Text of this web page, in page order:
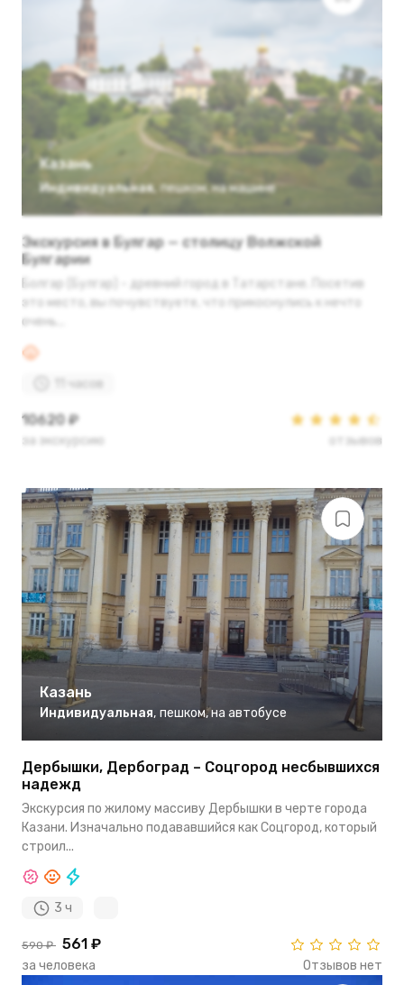
Казань
Индивидуальная, пешком, на машине
Экскурсия в Булгар — столицу Волжской
Булгарии
Болгар (Булгар) - древний город в Татарстане. Посетив
это место, вы почувствуете, что прикоснулись к нечто
очень...
11 часов
10620 ₽
за экскурсию отзывов
Казань
Индивидуальная, пешком, на автобусе
Дербышки, Дербоград – Соцгород несбывшихся
надежд
Экскурсия по жилому массиву Дербышки в черте города
Казани. Изначально подававшийся как Соцгород, который
строил...
3 ч
590 ₽ 561 ₽
за человека Отзывов нет